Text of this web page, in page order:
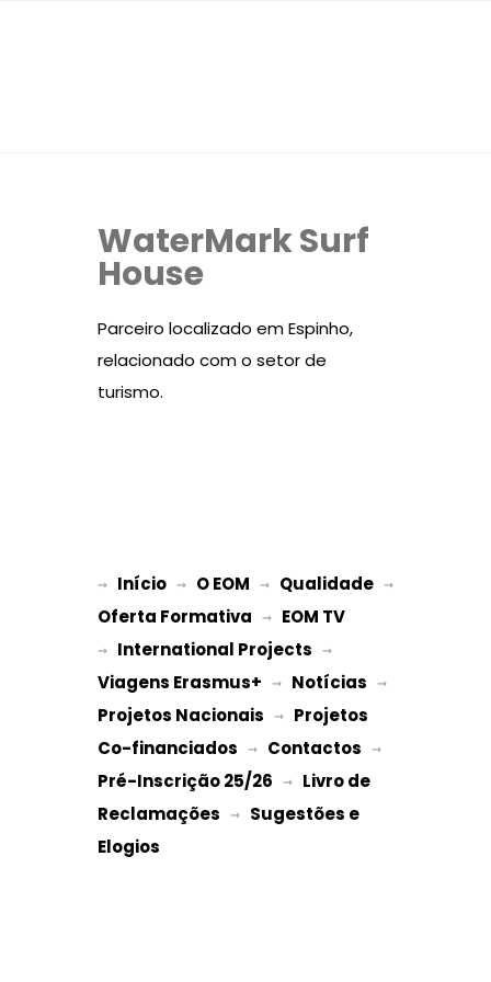
WaterMark Surf
House
Parceiro localizado em Espinho,
relacionado com o setor de
turismo.
→ Início → O EOM → Qualidade
Oferta Formativa → EOM TV
→ International Projects
Viagens Erasmus+ → Notícias
Projetos Nacionais → Projetos
Co-financiados → Contactos
Pré-Inscrição 25/26 → Livro de
Reclamações → Sugestões e
Elogios